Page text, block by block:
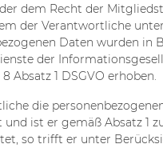
dem Recht der
der Verantwortliche
Daten wurden in
der
Absatz 1 DSGVO erhoben.
die
ist er gemäß Absatz 1
so trifft er unter